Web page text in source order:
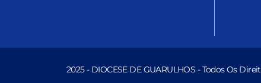
2025 - DIOCESE DE GUARULHOS - Todos Os